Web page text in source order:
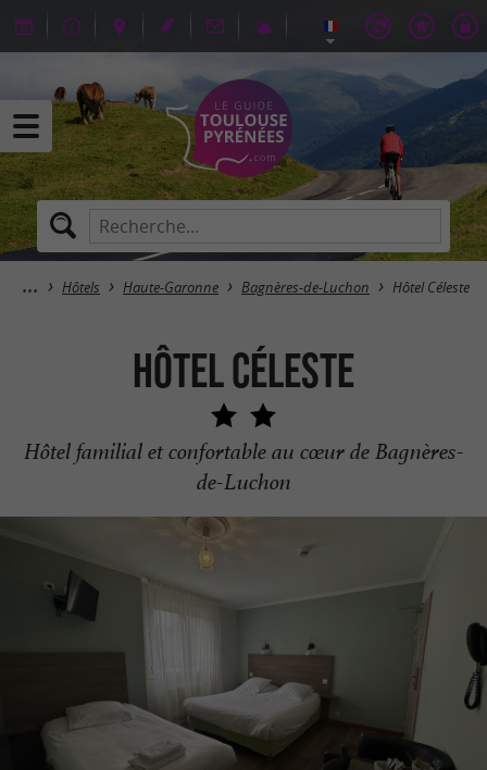
Hôtels Haute-Garonne Bagnères-de-Luchon Hôtel Céleste
Hôtel Céleste
Hôtel familial et confortable au cœur de Bagnères-
de-Luchon